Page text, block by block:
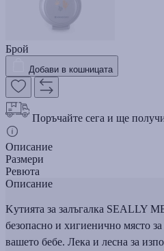
Брой
Добави в кошницата
Поръчайте сега и ще
Описание
Размери
Ревюта
Описание
Kутията за залъгалка SEALLY
безопасно и хигиенично място
вашето бебе. Лека и лесна за